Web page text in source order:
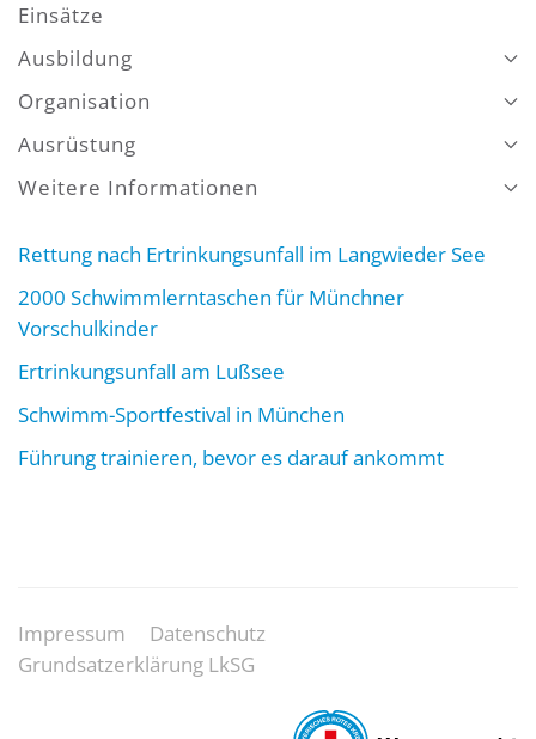
Einsätze
Ausbildung
Organisation
Ausrüstung
Weitere Informationen
Rettung nach Ertrinkungsunfall im Langwieder See
2000 Schwimmlerntaschen für Münchner
Vorschulkinder
Ertrinkungsunfall am Lußsee
Schwimm-Sportfestival in München
Führung trainieren, bevor es darauf ankommt
Impressum
Datenschutz
Grundsatzerklärung LkSG